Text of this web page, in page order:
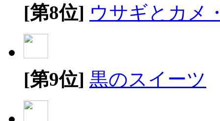
[第8位] ウサギとカメ
[第9位] 黒のスイーツ